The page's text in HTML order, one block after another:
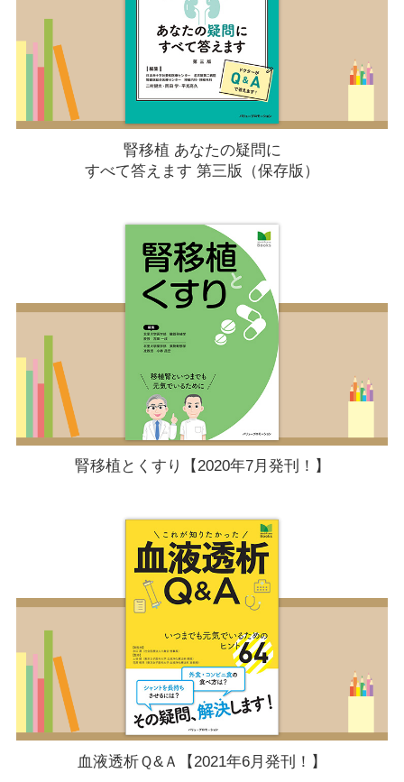
腎移植 あなたの疑問に
すべて答えます 第三版（保存版）
腎移植とくすり【2020年7月発刊！】
血液透析Ｑ&Ａ【2021年6月発刊！】